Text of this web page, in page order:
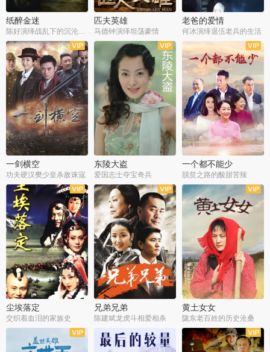
纸醉金迷 匹夫英雄
马德钟演绎坦荡豪情
老爸的爱情
何冰演绎退伍老兵的生活
全40集
一剑横空
功夫硬汉樊少皇杀敌诛寇
全33集
东陵大盗
爱国志士夺宝奇兵
全36集
一个都不能少
脱贫之路的酸甜苦辣
全25集
尘埃落定
交织着血泪的家族史
全50集
兄弟兄弟
陈建斌龙虎斗相爱相杀
全23集
黄土女女
陇东老百姓的历史沧桑
全36集
全28集 全44集